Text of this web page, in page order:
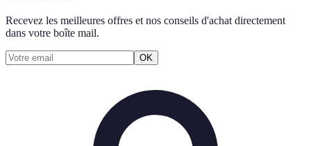
Recevez les meilleures offres et nos conseils d'achat directement
dans votre boîte mail.
OK